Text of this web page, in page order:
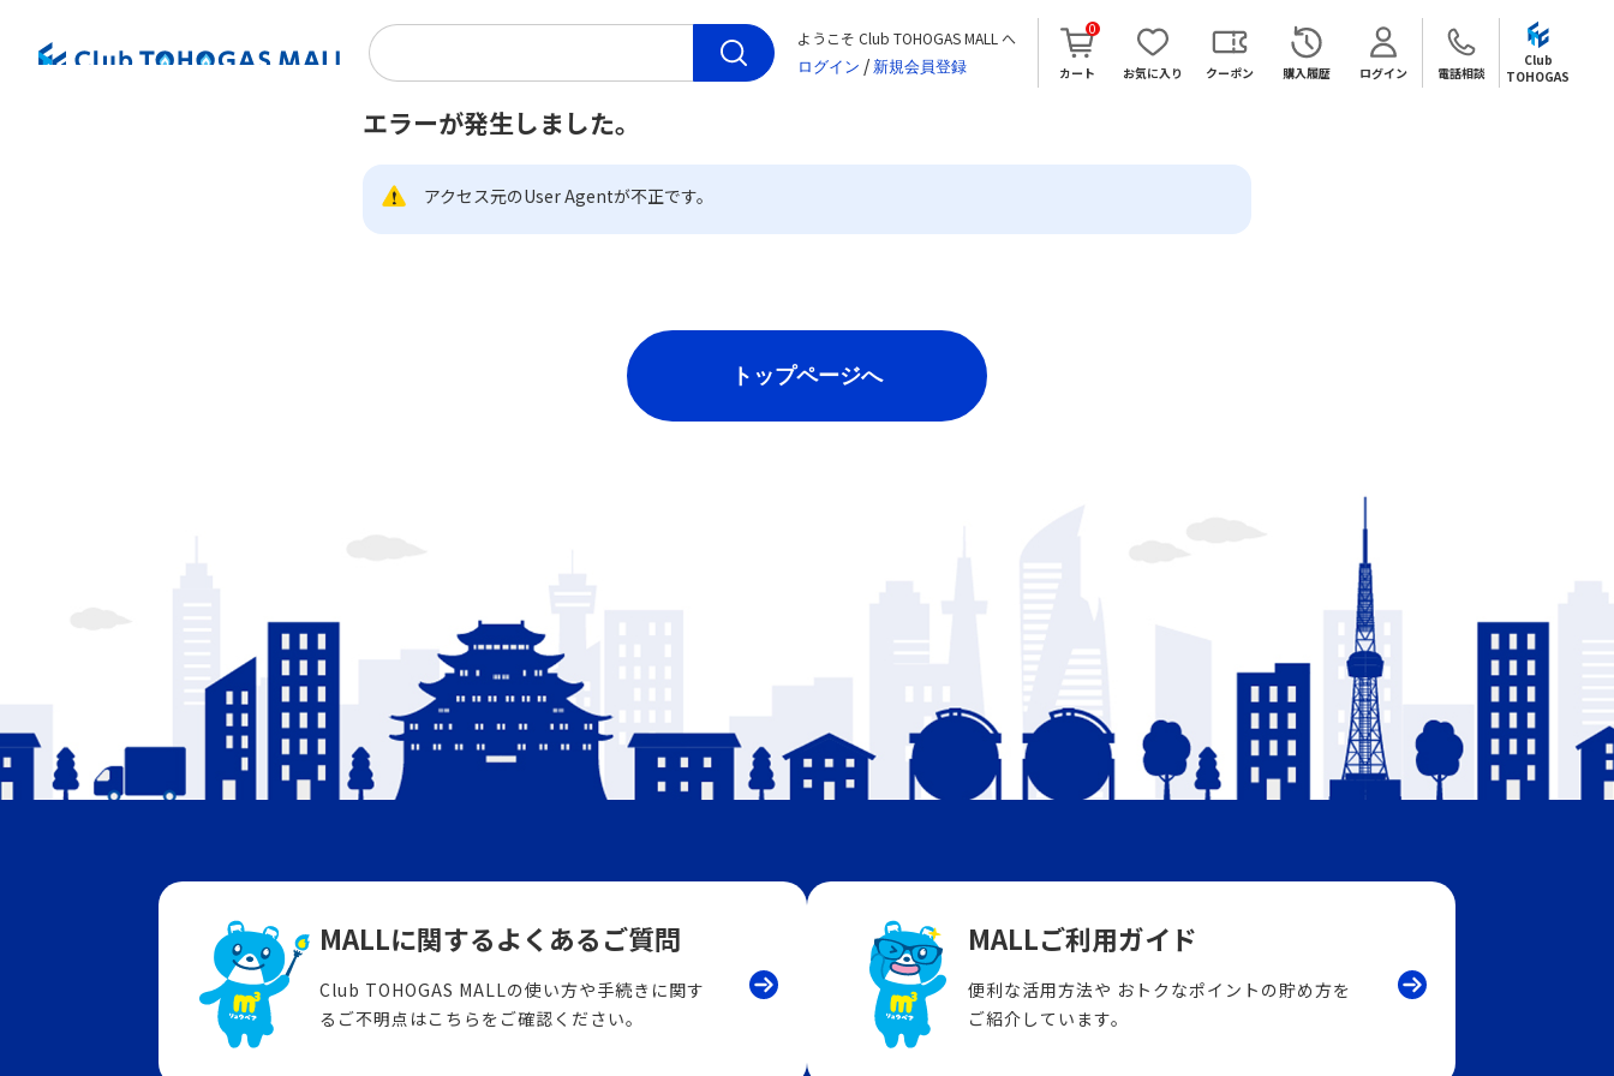
ようこそ Club TOHOGAS MALL へ
/ カート
0
お気に入り クーポン 購入履歴 ログイン 電話相談
Club
TOHOGAS
エラーが発生しました。
アクセス元のUser Agentが不正です。
MALLに関するよくあるご質問
Club TOHOGAS MALLの使い方や手続きに関す
るご不明点はこちらをご確認ください。
MALLご利用ガイド
便利な活用方法や おトクなポイントの貯め方を
ご紹介しています。